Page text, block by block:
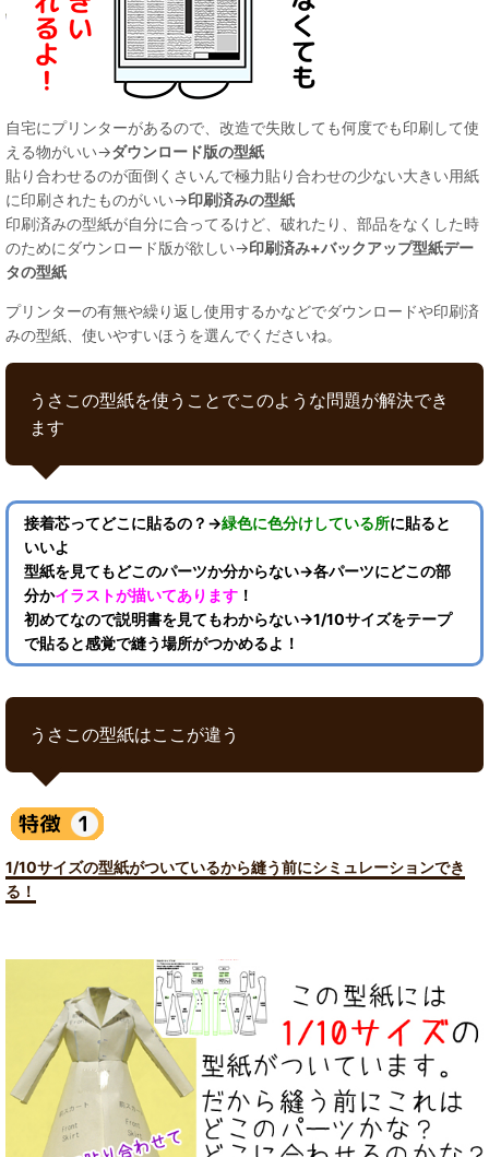
自宅にプリンターがあるので、改造で失敗しても何度でも印刷して使
える物がいい→ダウンロード版の型紙
貼り合わせるのが面倒くさいんで極力貼り合わせの少ない大きい用紙
に印刷されたものがいい→印刷済みの型紙
印刷済みの型紙が自分に合ってるけど、破れたり、部品をなくした時
のためにダウンロード版が欲しい→印刷済み+バックアップ型紙デー
タの型紙
プリンターの有無や繰り返し使用するかなどでダウンロードや印刷済
みの型紙、使いやすいほうを選んでくださいね。
うさこの型紙を使うことでこのような問題が解決でき
ます
接着芯ってどこに貼るの？→緑色に色分けしている所に貼ると
いいよ
型紙を見てもどこのパーツか分からない→各パーツにどこの部
分かイラストが描いてあります ！
初めてなので説明書を見てもわからない→1/10サイズをテープ
で貼ると感覚で縫う場所がつかめるよ！
うさこの型紙はここが違う
1/10サイズの型紙がついているから縫う前にシミュレーションでき
る！